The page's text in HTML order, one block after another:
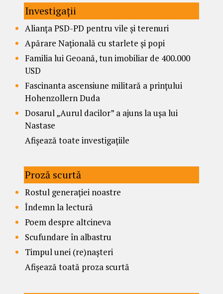
Investigații
Alianța PSD-PD pentru vile și terenuri
Apărare Națională cu starlete și popi
Familia lui Geoană, tun imobiliar de 400.000
USD
Fascinanta ascensiune militară a prințului
Hohenzollern Duda
Dosarul „Aurul dacilor” a ajuns la ușa lui
Nastase
Afișează toate investigațiile
Proză scurtă
Rostul generației noastre
Îndemn la lectură
Poem despre altcineva
Scufundare în albastru
Timpul unei (re)nașteri
Afișează toată proza scurtă